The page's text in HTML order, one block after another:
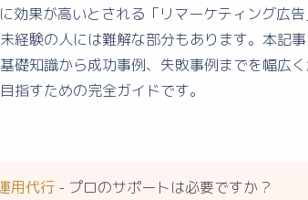
効果が高いとされる「リマーケティング広
経験の人には難解な部分もあります。本記
礎知識から成功事例、失敗事例までを幅広
指すための完全ガイドです。
用代行 - プロのサポートは必要ですか？